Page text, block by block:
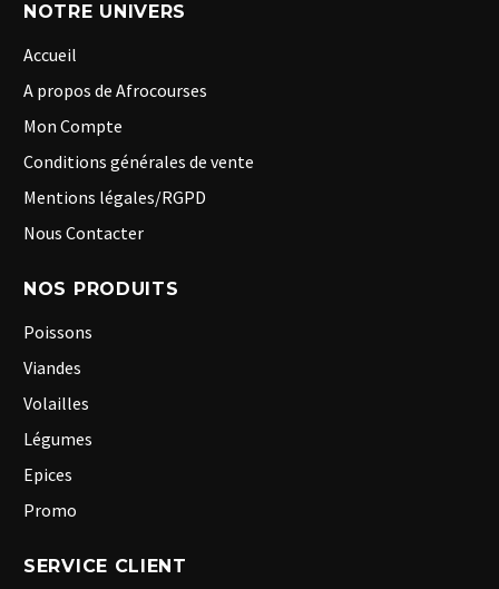
NOTRE UNIVERS
Accueil
A propos de Afrocourses
Mon Compte
Conditions générales de vente
Mentions légales/RGPD
Nous Contacter
NOS PRODUITS
Poissons
Viandes
Volailles
Légumes
Epices
Promo
SERVICE CLIENT